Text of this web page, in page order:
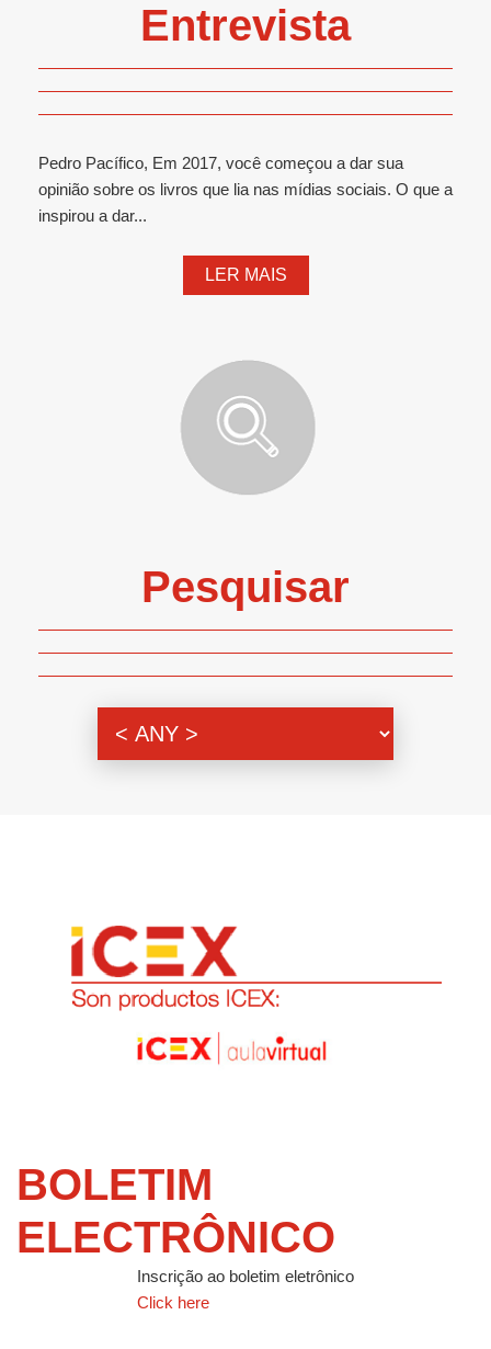
Entrevista
Pedro Pacífico, Em 2017, você começou a dar sua
opinião sobre os livros que lia nas mídias sociais. O que a
inspirou a dar...
LER MAIS
Pesquisar
BOLETIM
ELECTRÔNICO
Inscrição ao boletim eletrônico
Click here